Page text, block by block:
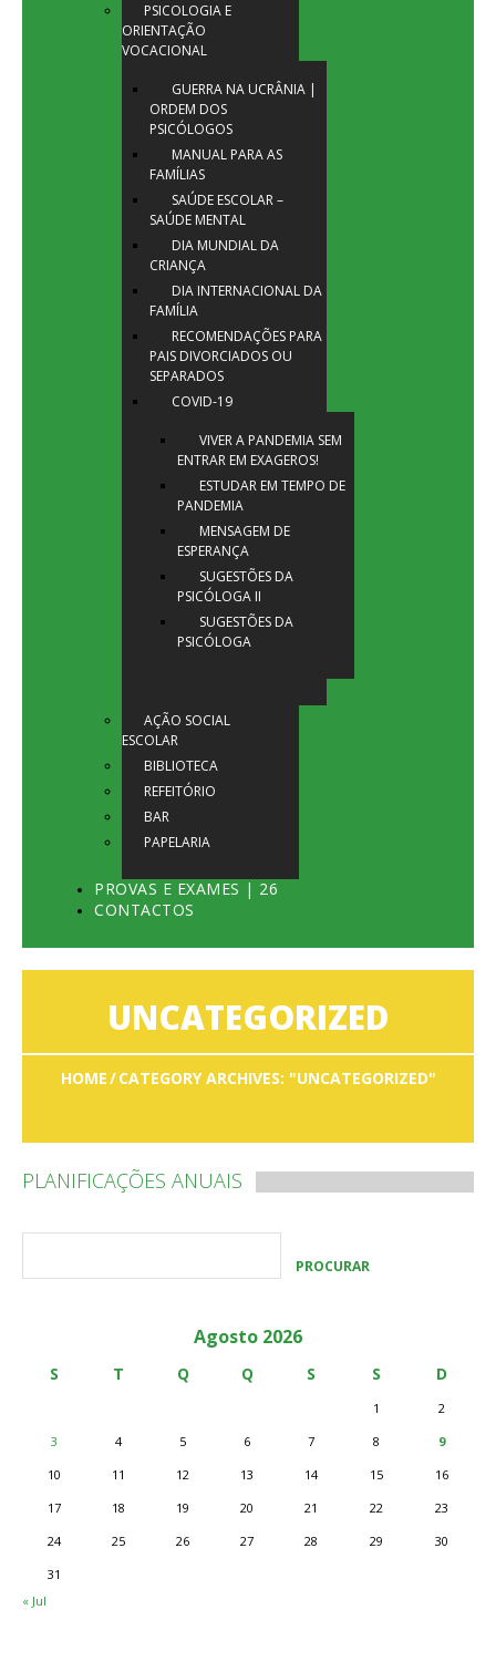
PSICOLOGIA E
ORIENTAÇÃO
VOCACIONAL
GUERRA NA UCRÂNIA |
ORDEM DOS
PSICÓLOGOS
MANUAL PARA AS
FAMÍLIAS
SAÚDE ESCOLAR –
SAÚDE MENTAL
DIA MUNDIAL DA
CRIANÇA
DIA INTERNACIONAL DA
FAMÍLIA
RECOMENDAÇÕES PARA
PAIS DIVORCIADOS OU
SEPARADOS
COVID-19
VIVER A PANDEMIA SEM
ENTRAR EM EXAGEROS!
ESTUDAR EM TEMPO DE
PANDEMIA
MENSAGEM DE
ESPERANÇA
SUGESTÕES DA
PSICÓLOGA II
SUGESTÕES DA
PSICÓLOGA
AÇÃO SOCIAL
ESCOLAR
BIBLIOTECA
REFEITÓRIO
BAR
PAPELARIA
PROVAS E EXAMES | 26
CONTACTOS
UNCATEGORIZED
HOME CATEGORY ARCHIVES: "UNCATEGORIZED"
PLANIFICAÇÕES ANUAIS
Agosto 2026
S T Q Q S S D
1
2
3
4 5 6 7 8
9
10
11 12 13 14 15
16
17
18 19 20 21 22
23
24
25 26 27 28 29
30
31
« Jul